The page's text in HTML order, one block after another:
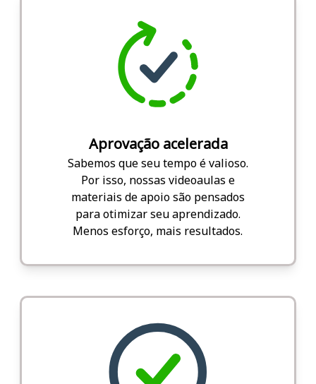
Aprovação acelerada
Sabemos que seu tempo é valioso.
Por isso, nossas videoaulas e
materiais de apoio são pensados
para otimizar seu aprendizado.
Menos esforço, mais resultados.